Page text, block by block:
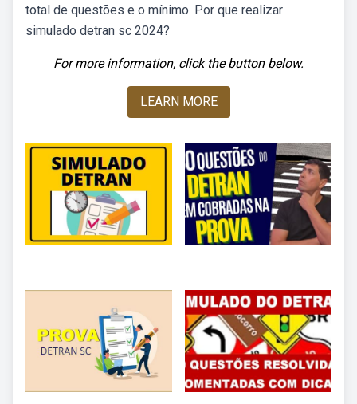
total de questões e o mínimo. Por que realizar
simulado detran sc 2024?
For more information, click the button below.
LEARN MORE